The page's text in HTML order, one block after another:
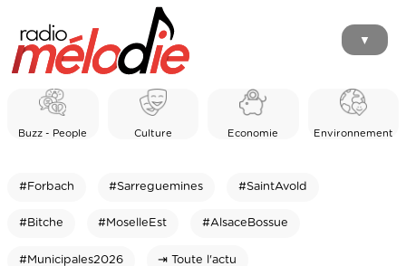
▼
Buzz - People Culture Economie Environnement
#Forbach #Sarreguemines #SaintAvold
#Bitche #MoselleEst #AlsaceBossue
#Municipales2026 ⇥ Toute l'actu